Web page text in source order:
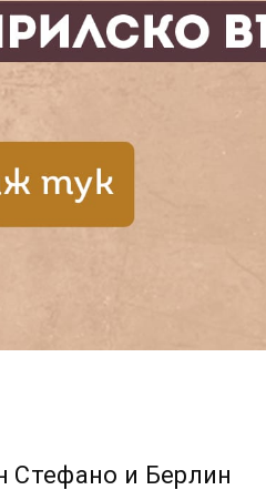
Стефано и Берлин